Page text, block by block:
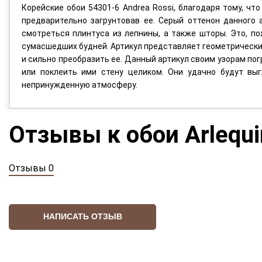
Корейские обои 54301-6 Andrea Rossi, благодаря тому,
предварительно загрунтовав ее. Серый оттенон
смотреться плинтуса из лепнины, а также шторы. Это,
сумасшедших будней. Артикул представляет
и сильно преобразить ее. Данный артикул своим узорам
или поклеить ими стену целиком. Они удачно будут
непринужденную атмосферу.
Отзывы к обои
Отзывы 0
НАПИСАТЬ ОТЗЫВ